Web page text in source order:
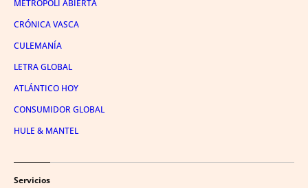
METRÓPOLI ABIERTA
CRÓNICA VASCA
CULEMANÍA
LETRA GLOBAL
ATLÁNTICO HOY
CONSUMIDOR GLOBAL
HULE & MANTEL
Servicios